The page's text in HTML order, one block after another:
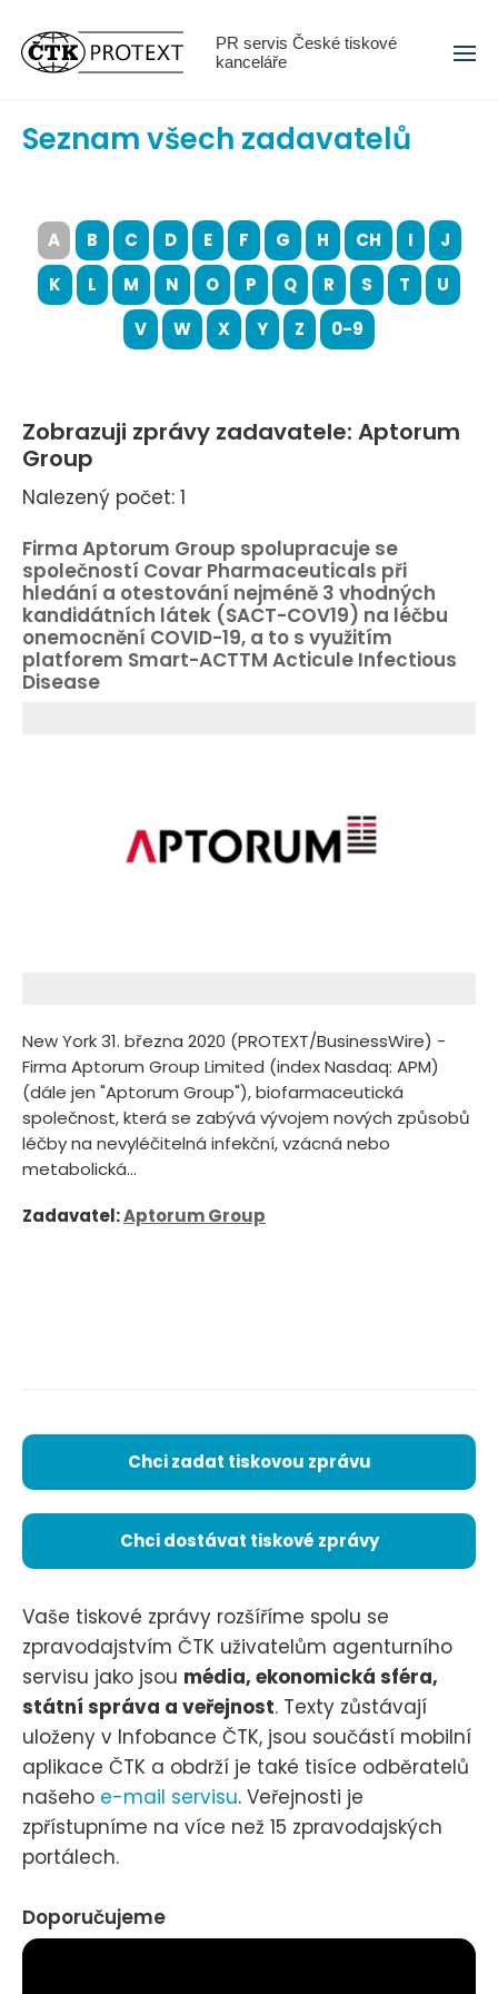
PR servis České tiskové
kanceláře
Menu
Seznam všech zadavatelů
A B C D E F G H CH I
J
K
L M N O P Q R S T
U
V
W X Y Z 0-9
Zobrazuji zprávy zadavatele: Aptorum
Group
Nalezený počet: 1
Firma Aptorum Group spolupracuje se
společností Covar Pharmaceuticals při
hledání a otestování nejméně 3 vhodných
kandidátních látek (SACT-COV19) na léčbu
onemocnění COVID-19, a to s využitím
platforem Smart-ACTTM Acticule Infectious
Disease
New York 31. března 2020 (PROTEXT/BusinessWire) -
Firma Aptorum Group Limited (index Nasdaq: APM)
(dále jen "Aptorum Group"), biofarmaceutická
společnost, která se zabývá vývojem nových způsobů
léčby na nevyléčitelná infekční, vzácná nebo
metabolická...
Zadavatel:Aptorum Group
Chci zadat tiskovou zprávu
Chci dostávat tiskové zprávy
Vaše tiskové zprávy rozšíříme spolu se
zpravodajstvím ČTK uživatelům agenturního
servisu jako jsou média, ekonomická sféra,
státní správa a veřejnost. Texty zůstávají
uloženy v Infobance ČTK, jsou součástí mobilní
aplikace ČTK a obdrží je také tisíce odběratelů
našeho e-mail servisu. Veřejnosti je
zpřístupníme na více než 15 zpravodajských
portálech.
Doporučujeme